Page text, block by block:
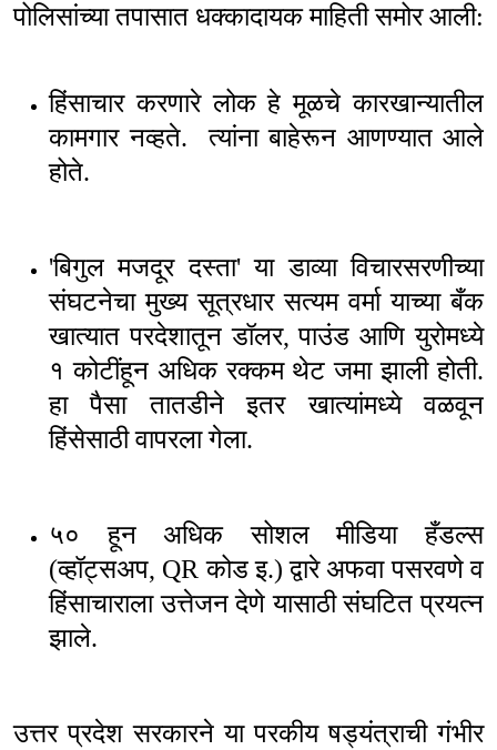
पोलिसांच्या तपासात धक्कादायक माहिती समोर आली:
हिंसाचार करणारे लोक हे मूळचे कारखान्यातील
कामगार नव्हते.
त्यांना बाहेरून आणण्यात आले
होते.
'बिगुल मजदूर दस्ता'या डाव्या विचारसरणीच्या
संघटनेचा मुख्य सूत्रधार सत्यम वर्मा याच्या बँक
खात्यात परदेशातून डॉलर,पाउंड आणि युरोमध्ये
१ कोटींहून अधिक रक्कम थेट जमा झाली होती.
हा पैसा तातडीने इतर खात्यांमध्ये वळवून
हिंसेसाठी वापरला गेला.
५० हून अधिक सोशल मीडिया हँडल्स
(व्हॉट्सअप, QRकोड इ.) द्वारे अफवा पसरवणे व
हिंसाचाराला उत्तेजन देणे यासाठी संघटित प्रयत्न
झाले.
उत्तर प्रदेश सरकारने या परकीय षड्यंत्राची गंभीर